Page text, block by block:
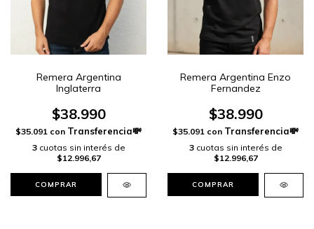
Remera Argentina
Inglaterra
$38.990
$35.091 con
3 cuotas sin interés de
$12.996,67
COMPRAR
Remera Argentina Enzo
Fernandez
$38.990
$35.091 con
3 cuotas sin interés de
$12.996,67
COMPRAR